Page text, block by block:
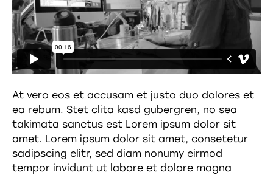
At vero eos et accusam et justo duo dolores et
ea rebum. Stet clita kasd gubergren, no sea
takimata sanctus est Lorem ipsum dolor sit
amet. Lorem ipsum dolor sit amet, consetetur
sadipscing elitr, sed diam nonumy eirmod
tempor invidunt ut labore et dolore magna